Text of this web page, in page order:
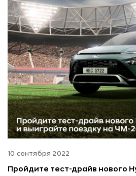
10 сентября 2022
Пройдите тест-драйв нового